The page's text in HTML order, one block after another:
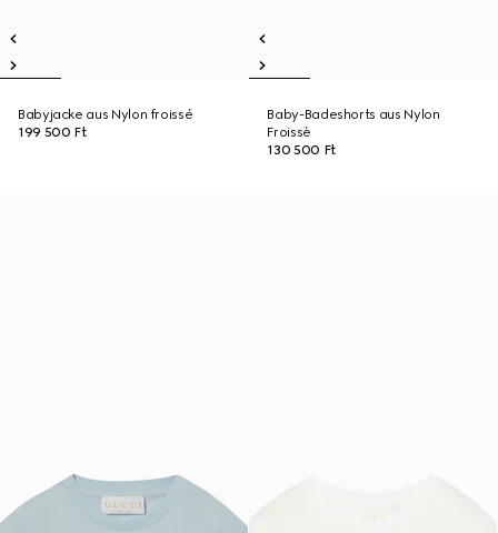
Babyjacke aus Nylon froissé
199 500 Ft
Baby-Badeshorts aus Nylon
Froissè
130 500 Ft